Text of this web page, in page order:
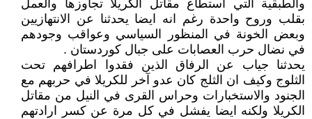
والطبقية التي استطاع مقاتل الكريلا تجاوزها والعمل
بقلب وروح واحدة رغم انه ايضا يحدثنا عن الانتهازيين
وبعض الخونة في المنظور السياسي وعواقب وجودهم
في نضال حرب العصابات على جبال كوردستان .
يحدثنا جياب عن الرفاق الذين فقدوا اطرافهم تحت
الثلوج وكيف ان الثلج كان عدو آخر للكريلا في حربهم مع
الجنود والاستخبارات وحراس القرى في النيل من مقاتل
الكريلا ولكنه ايضا يفشل في كل مرة عن كسر ارادتهم